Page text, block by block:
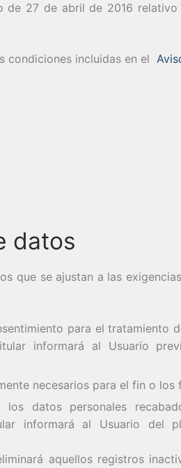
de 27 de abril de 2016
condiciones incluidas en el
datos
que se ajustan a las
para el tratamiento
informará al Usuario
necesarios para el fin o los
datos personales
informará al Usuario del
aquellos registros